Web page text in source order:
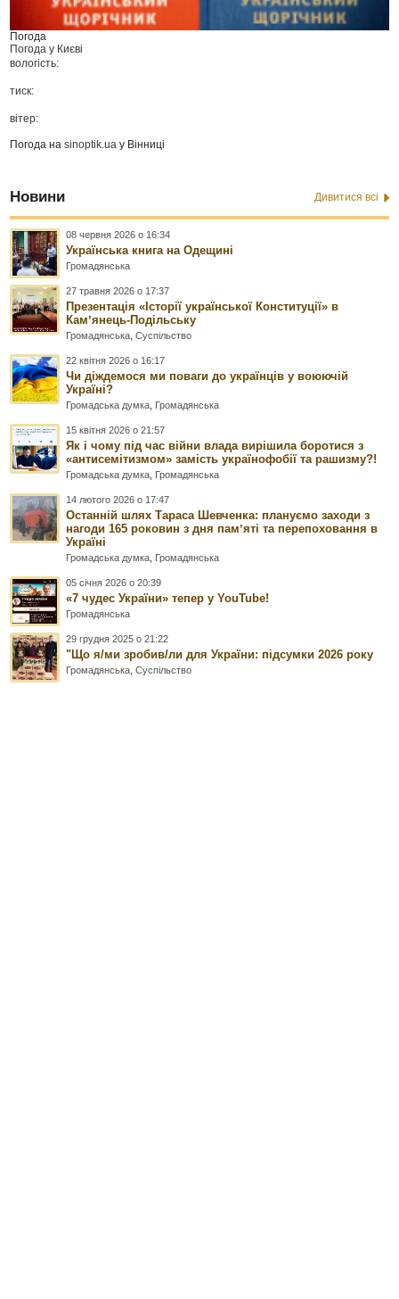
Погода
Погода у Києві
вологість:
тиск:
вітер:
Погода наsinoptik.ua у Вінниці
Новини Дивитися всі
08 червня 2026 о 16:34
Українська книга на Одещині
Громадянська
27 травня 2026 о 17:37
Презентація «Історії української Конституції» в
Камʼянець-Подільську
Громадянська ,Суспільство
22 квітня 2026 о 16:17
Чи діждемося ми поваги до українців у воюючій
Україні?
Громадська думка Громадянська
15 квітня 2026 о 21:57
Як і чому під час війни влада вирішила боротися з
«антисемітизмом» замість українофобії та рашизму?!
Громадська думка Громадянська
14 лютого 2026 о 17:47
Останній шлях Тараса Шевченка: плануємо заходи з
нагоди 165 роковин з дня памʼяті та перепоховання в
Україні
Громадська думка Громадянська
05 січня 2026 о 20:39
«7 чудес України» тепер у YouTube!
Громадянська
29 грудня 2025 о 21:22
"Що я/ми зробив/ли для України: підсумки 2026 року
Громадянська ,Суспільство